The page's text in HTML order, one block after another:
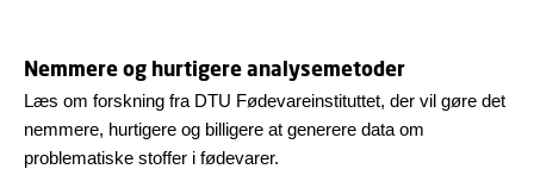
Nemmere og hurtigere analysemetoder
Læs om forskning fra DTU Fødevareinstituttet, der vil gøre det
nemmere, hurtigere og billigere at generere data om
problematiske stoffer i fødevarer.